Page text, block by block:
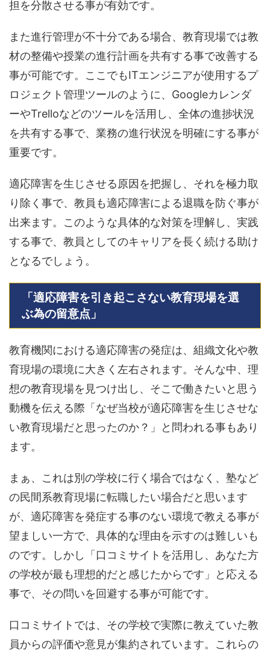
担を分散させる事が有効です。
また進行管理が不十分である場合、教育現場では教
材の整備や授業の進行計画を共有する事で改善する
事が可能です。ここでもITエンジニアが使用するプ
ロジェクト管理ツールのように、Googleカレンダ
ーやTrelloなどのツールを活用し、全体の進捗状況
を共有する事で、業務の進行状況を明確にする事が
重要です。
適応障害を生じさせる原因を把握し、それを極力取
り除く事で、教員も適応障害による退職を防ぐ事が
出来ます。このような具体的な対策を理解し、実践
する事で、教員としてのキャリアを長く続ける助け
となるでしょう。
「適応障害を引き起こさない教育現場を選
ぶ為の留意点」
教育機関における適応障害の発症は、組織文化や教
育現場の環境に大きく左右されます。そんな中、理
想の教育現場を見つけ出し、そこで働きたいと思う
動機を伝える際「なぜ当校が適応障害を生じさせな
い教育現場だと思ったのか？」と問われる事もあり
ます。
まぁ、これは別の学校に行く場合ではなく、塾など
の民間系教育現場に転職したい場合だと思います
が、適応障害を発症する事のない環境で教える事が
望ましい一方で、具体的な理由を示すのは難しいも
のです。しかし「口コミサイトを活用し、あなた方
の学校が最も理想的だと感じたからです」と応える
事で、その問いを回避する事が可能です。
口コミサイトでは、その学校で実際に教えていた教
員からの評価や意見が集約されています。これらの